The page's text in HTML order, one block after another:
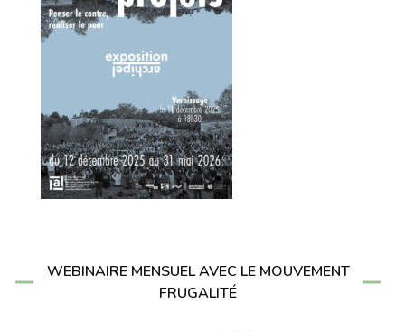
WEBINAIRE MENSUEL AVEC LE MOUVEMENT
FRUGALITÉ